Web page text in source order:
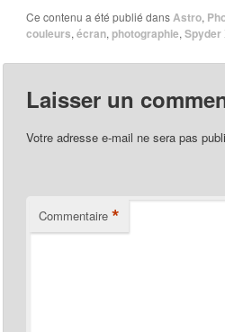
Ce contenu a été publié dansAstro,
couleurs, écran, photographie, Spyder
Laisser un
Votre adresse e-mail ne sera pas
Commentaire *